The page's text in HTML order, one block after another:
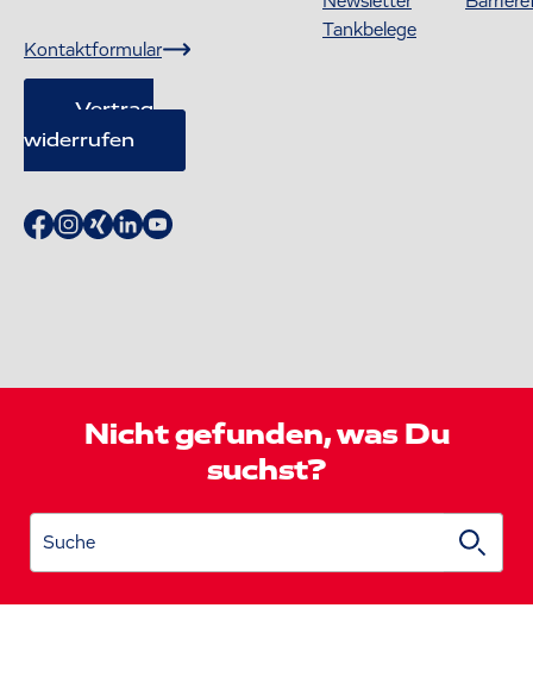
Kontaktformular
Vertrag
widerrufen
Tankbelege
Nicht gefunden, was Du
suchst?
Suche